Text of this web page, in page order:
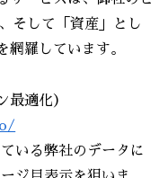
そして「資産」とし
網羅しています。
最適化）
いる弊社のデータに